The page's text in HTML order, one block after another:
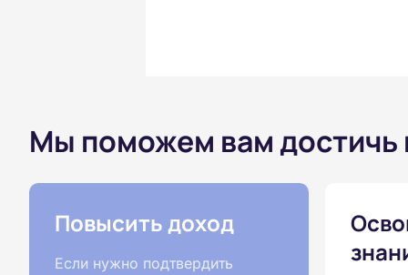
Мы поможем вам достичь
Повысить доход
Если нужно подтвердить